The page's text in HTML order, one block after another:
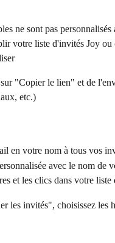
ne sont pas
votre liste d'invités Joy ou
"Copier le lien" et de
etc.)
en votre nom à tous vos
avec le nom de
et les clics dans votre liste
les invités", choisissez les